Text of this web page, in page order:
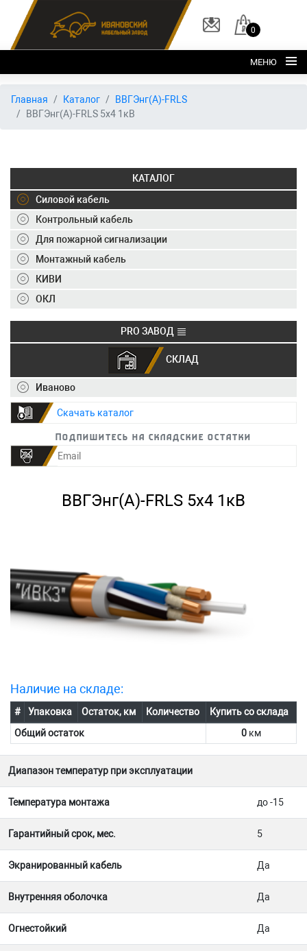
0
МЕНЮ
Главная
О заводе
Склад
ОКЛ
Вакансии
Контакты
+7 (495) 150-40-20
info@ivkz.ru
Главная Каталог
ВВГЭнг(А)-FRLS
ВВГЭнг(А)-FRLS 5х4 1кВ
КАТАЛОГ
Силовой кабель
Контрольный кабель
Для пожарной сигнализации
Монтажный кабель
КИВИ
ОКЛ
PRO ЗАВОД
СКЛАД
Иваново
Скачать каталог
Подпишитесь на складские остатки
ВВГЭнг(А)-FRLS 5х4 1кВ
Наличие на складе:
# Упаковка Остаток, км Количество
Купить со склада
Общий остаток
0 км
Диапазон температур при эксплуатации
Температура монтажа до -15
Гарантийный срок, мес. 5
Экранированный кабель Да
Внутренняя оболочка Да
Огнестойкий Да